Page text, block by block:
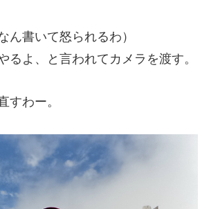
ん書いて怒られるわ）
るよ、と言われてカメラを渡す。
すわー。